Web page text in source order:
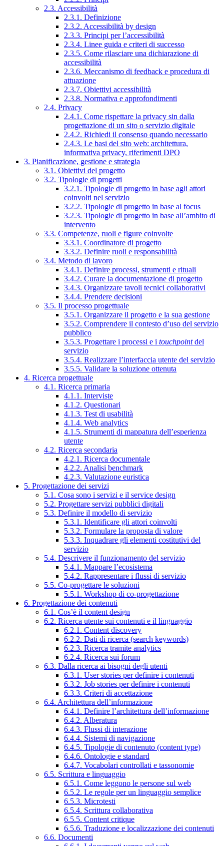
2.3. Accessibilità
2.3.1. Definizione
2.3.2. Accessibilità by design
2.3.3. Principi per l’accessibilità
2.3.4. Linee guida e criteri di successo
2.3.5. Come rilasciare una dichiarazione di
accessibilità
2.3.6. Meccanismo di feedback e procedura di
attuazione
2.3.7. Obiettivi accessibilità
2.3.8. Normativa e approfondimenti
2.4. Privacy
2.4.1. Come rispettare la privacy sin dalla
progettazione di un sito o servizio digitale
2.4.2. Richiedi il consenso quando necessario
2.4.3. Le basi del sito web: architettura,
informativa privacy, riferimenti DPO
3. Pianificazione, gestione e strategia
3.1. Obiettivi del progetto
3.2. Tipologie di progetti
3.2.1. Tipologie di progetto in base agli attori
coinvolti nel servizio
3.2.2. Tipologie di progetto in base al focus
3.2.3. Tipologie di progetto in base all’ambito di
intervento
3.3. Competenze, ruoli e figure coinvolte
3.3.1. Coordinatore di progetto
3.3.2. Definire ruoli e responsabilità
3.4. Metodo di lavoro
3.4.1. Definire processi, strumenti e rituali
3.4.2. Curare la documentazione di progetto
3.4.3. Organizzare tavoli tecnici collaborativi
3.4.4. Prendere decisioni
3.5. Il processo progettuale
3.5.1. Organizzare il progetto e la sua gestione
3.5.2. Comprendere il contesto d’uso del servizio
pubblico
3.5.3. Progettare i processi e i touchpointdel
servizio
3.5.4. Realizzare l’interfaccia utente del servizio
3.5.5. Validare la soluzione ottenuta
4. Ricerca progettuale
4.1. Ricerca primaria
4.1.1. Interviste
4.1.2. Questionari
4.1.3. Test di usabilità
4.1.4. Web analytics
4.1.5. Strumenti di mappatura dell’esperienza
utente
4.2. Ricerca secondaria
4.2.1. Ricerca documentale
4.2.2. Analisi benchmark
4.2.3. Valutazione euristica
5. Progettazione dei servizi
5.1. Cosa sono i servizi e il service design
5.2. Progettare servizi pubblici digitali
5.3. Definire il modello di servizio
5.3.1. Identificare gli attori coinvolti
5.3.2. Formulare la proposta di valore
5.3.3. Inquadrare gli elementi costitutivi del
servizio
5.4. Descrivere il funzionamento del servizio
5.4.1. Mappare l’ecosistema
5.4.2. Rappresentare i flussi di servizio
5.5. Co-progettare le soluzioni
5.5.1. Workshop di co-progettazione
6. Progettazione dei contenuti
6.1. Cos’è il content design
6.2. Ricerca utente sui contenuti e il linguaggio
6.2.1. Content discovery
6.2.2. Dati di ricerca (search keywords)
6.2.3. Ricerca tramite analytics
6.2.4. Ricerca sui forum
6.3. Dalla ricerca ai bisogni degli utenti
6.3.1. User stories per definire i contenuti
6.3.2. Job stories per definire i contenuti
6.3.3. Criteri di accettazione
6.4. Architettura dell’informazione
6.4.1. Definire l’architettura dell’informazione
6.4.2. Alberatura
6.4.3. Flussi di interazione
6.4.4. Sistemi di navigazione
6.4.5. Tipologie di contenuto (content type)
6.4.6. Ontologie e standard
6.4.7. Vocabolari controllati e tassonomie
6.5. Scrittura e linguaggio
6.5.1. Come leggono le persone sul web
6.5.2. Le regole per un linguaggio semplice
6.5.3. Microtesti
6.5.4. Scrittura collaborativa
6.5.5. Content critique
6.5.6. Traduzione e localizzazione dei contenuti
6.6. Documenti